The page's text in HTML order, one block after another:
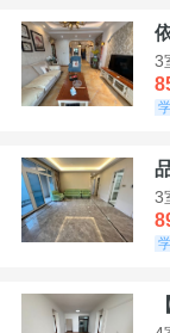
3
3